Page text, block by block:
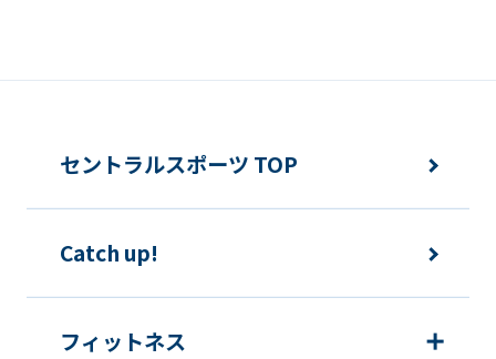
ご利用上の諸連絡や利用状況の確認の
む）等、新商品・サービスの立案・開
発・実施のため
新商品・サービスやイベント情報を含
セントラルスポーツ TOP
Catch up!
フィットネス